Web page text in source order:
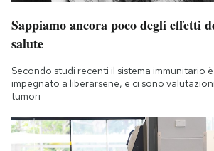
Sappiamo ancora poco degli effetti
salute
Secondo studi recenti il sistema immunitario
impegnato a liberarsene, e ci sono
tumori